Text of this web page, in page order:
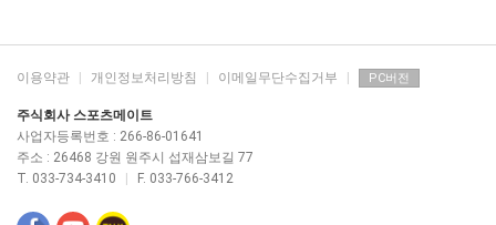
이용약관 개인정보처리방침 이메일무단수집거부 PC버전
주식회사 스포츠메이트
사업자등록번호 : 266-86-01641
주소 : 26468 강원 원주시 섭재삼보길 77
T. 033-734-3410
F. 033-766-3412